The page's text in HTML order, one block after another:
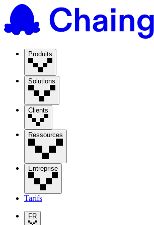
Produits
Solutions
Clients
Ressources
Entreprise
Tarifs
FR